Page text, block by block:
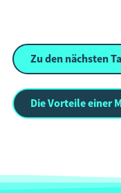
Zu den nächsten
Die Vorteile einer